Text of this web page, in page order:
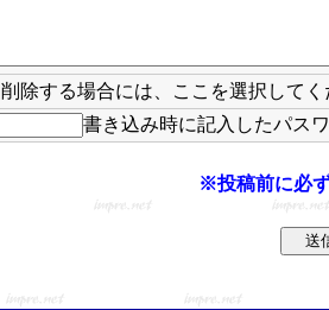
削除する場合には、ここを選択してく
書き込み時に記入したパス
※投稿前に必